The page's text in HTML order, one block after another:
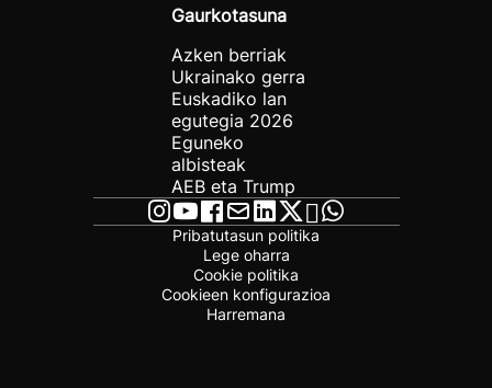
Gaurkotasuna
Azken berriak
Ukrainako gerra
Euskadiko lan
egutegia 2026
Eguneko
albisteak
AEB eta Trump
Pribatutasun politika
Lege oharra
Cookie politika
Cookieen konfigurazioa
Harremana